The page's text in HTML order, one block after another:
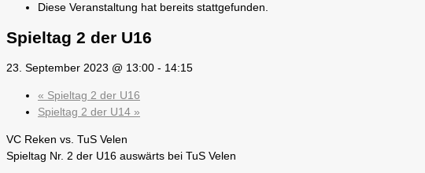
Diese Veranstaltung hat bereits stattgefunden.
Spieltag 2 der U16
23. September 2023 @ 13:00 - 14:15
« Spieltag 2 der U16
Spieltag 2 der U14 »
VC Reken vs. TuS Velen
Spieltag Nr. 2 der U16 auswärts bei TuS Velen